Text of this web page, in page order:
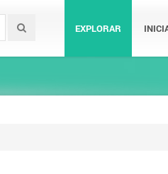
EXPLORAR